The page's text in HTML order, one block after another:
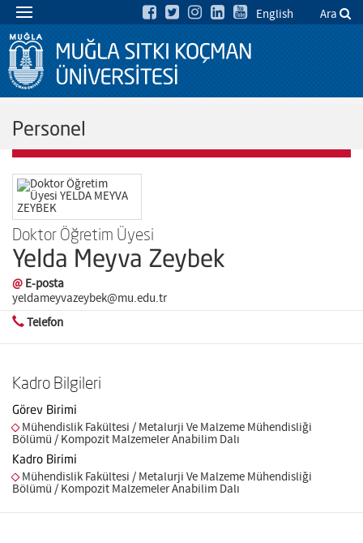
English Ara
Personel
Doktor Öğretim Üyesi
Yelda Meyva Zeybek
@ E-posta
yeldameyvazeybek@mu.edu.tr
Telefon
Kadro Bilgileri
Görev Birimi
Mühendislik Fakültesi / Metalurji Ve Malzeme Mühendisliği
Bölümü / Kompozit Malzemeler Anabilim Dalı
Kadro Birimi
Mühendislik Fakültesi / Metalurji Ve Malzeme Mühendisliği
Bölümü / Kompozit Malzemeler Anabilim Dalı